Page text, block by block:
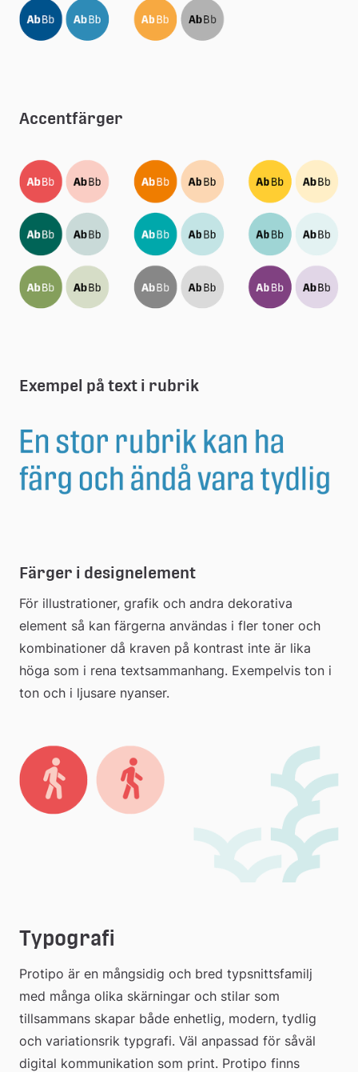
Accentfärger
Exempel på text i rubrik
Färger i designelement
För illustrationer, grafik och andra dekorativa
element så kan färgerna användas i fler toner och
kombinationer då kraven på kontrast inte är lika
höga som i rena textsammanhang. Exempelvis ton i
ton och i ljusare nyanser.
Typografi
Protipo är en mångsidig och bred typsnittsfamilj
med många olika skärningar och stilar som
tillsammans skapar både enhetlig, modern, tydlig
och variationsrik typgrafi. Väl anpassad för såväl
digital kommunikation som print. Protipo finns